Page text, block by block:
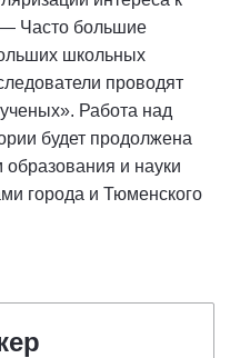
— Часто большие
школьных
проводят
Работа над
будет продолжена
и науки
города и Тюменского